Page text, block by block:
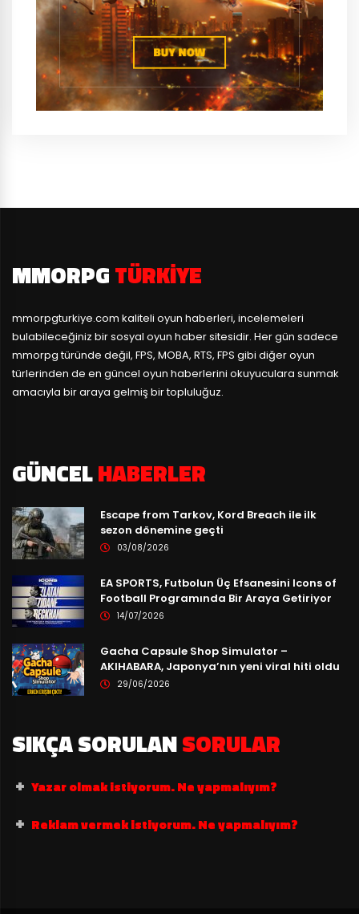
MMORPGTÜRKIYE
mmorpgturkiye.com kaliteli oyun haberleri, incelemeleri
bulabileceğiniz bir sosyal oyun haber sitesidir. Her gün sadece
mmorpg türünde değil, FPS, MOBA, RTS, FPS gibi diğer oyun
türlerinden de en güncel oyun haberlerini okuyuculara sunmak
amacıyla bir araya gelmiş bir topluluğuz.
GÜNCELHABERLER
Escape from Tarkov, Kord Breach ile ilk
sezon dönemine geçti
03/08/2026
EA SPORTS, Futbolun Üç Efsanesini Icons of
Football Programında Bir Araya Getiriyor
14/07/2026
Gacha Capsule Shop Simulator –
AKIHABARA, Japonya’nın yeni viral hiti oldu
29/06/2026
SIKÇA SORULANSORULAR
Yazar olmak istiyorum. Ne yapmalıyım?
Reklam vermek istiyorum. Ne yapmalıyım?